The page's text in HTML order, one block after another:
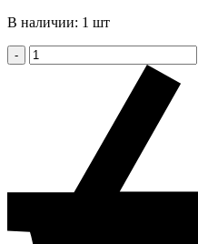
В наличии: 1 шт